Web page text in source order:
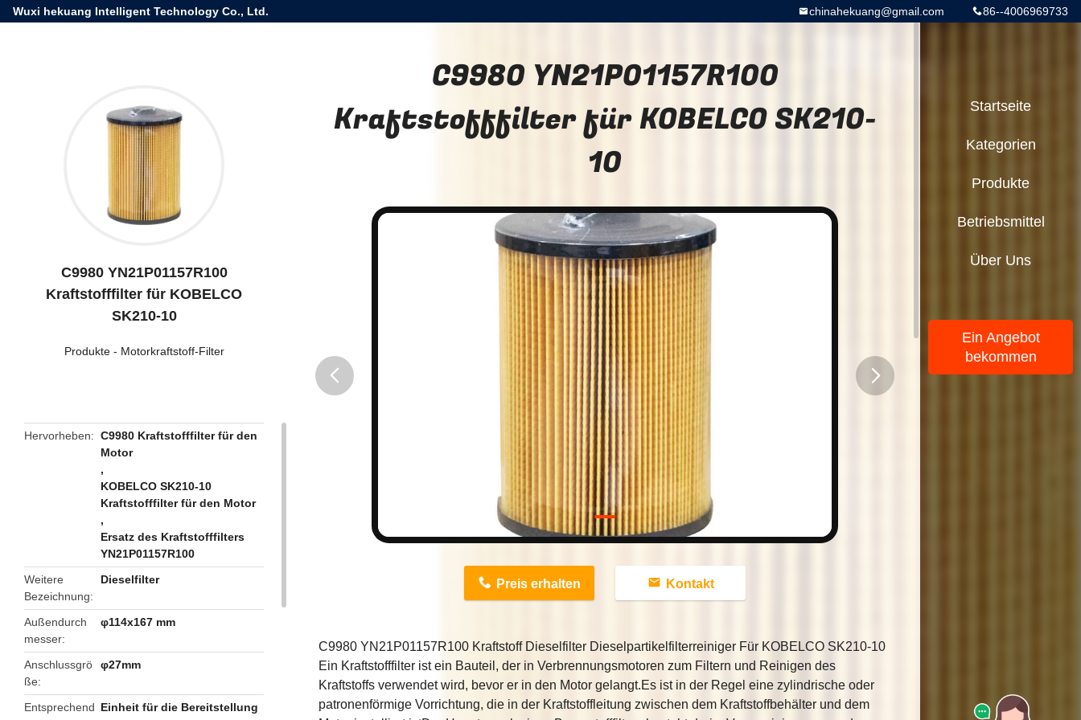
Wuxi hekuang Intelligent Technology Co., Ltd. 86--4006969733
chinahekuang@gmail.com
C9980 YN21P01157R100
Kraftstofffilter für KOBELCO
SK210-10
Produkte- Motorkraftstoff-Filter
Hervorheben
C9980 Kraftstofffilter für den
Motor
,
KOBELCO SK210-10
Kraftstofffilter für den Motor
,
Ersatz des Kraftstofffilters
YN21P01157R100
Weitere
Bezeichnung
Dieselfilter
Außendurch
messer
φ114x167 mm
Anschlussgrö
ße
φ27mm
Entsprechend Einheit für die Bereitstellung
C9980 YN21P01157R100
Kraftstofffilter für KOBELCO SK210-
10
Preis erhalten Kontakt
C9980 YN21P01157R100 Kraftstoff Dieselfilter Dieselpartikelfilterreiniger Für KOBELCO SK210-10
Ein Kraftstofffilter ist ein Bauteil, der in Verbrennungsmotoren zum Filtern und Reinigen des
Kraftstoffs verwendet wird, bevor er in den Motor gelangt.Es ist in der Regel eine zylindrische oder
patronenförmige Vorrichtung, die in der Kraftstoffleitung zwischen dem Kraftstoffbehälter und dem
Startseite
Kategorien
Produkte
Betriebsmittel
Über Uns
Ein Angebot
bekommen